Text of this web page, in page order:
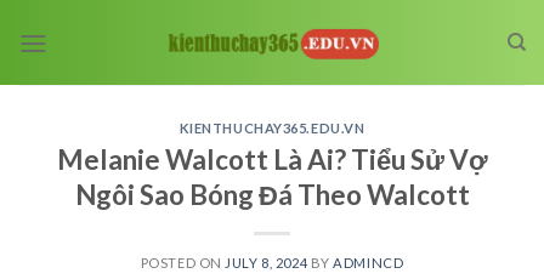
KIENTHUCHAY365.EDU.VN
Melanie Walcott Là Ai? Tiểu Sử Vợ
Ngôi Sao Bóng Đá Theo Walcott
POSTED ON JULY 8, 2024 BY ADMINCD